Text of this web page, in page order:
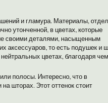
и гламура. Материалы,
утонченной, в цветах, которые
своими деталями, насыщенным
аксессуаров, то есть подушек и
цветах, благодаря
полосы. Интересно, что в
шторах. Этот оттенок стоит